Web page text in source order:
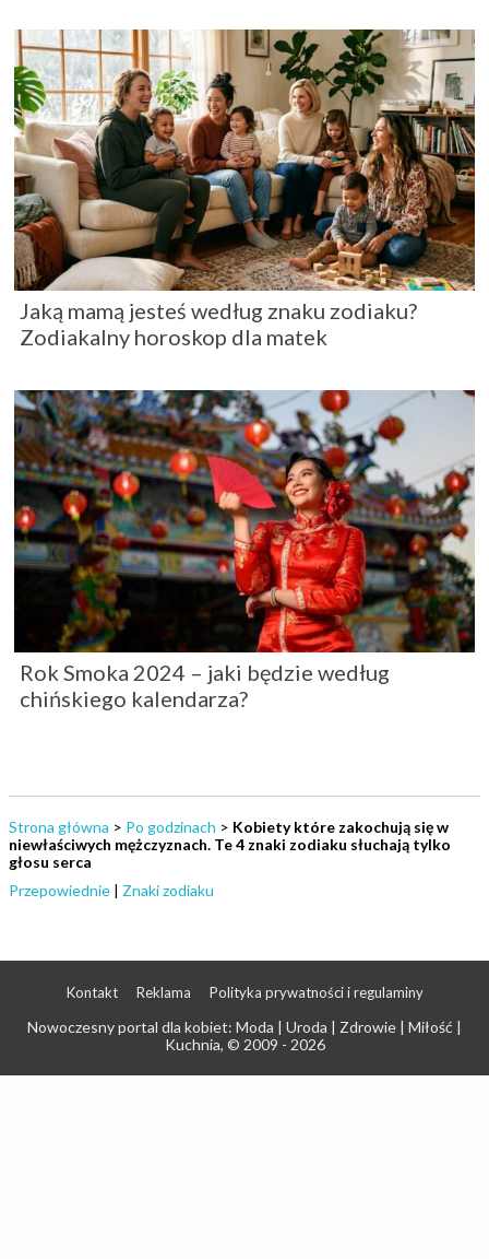
Jaką mamą jesteś według znaku zodiaku?
Zodiakalny horoskop dla matek
Rok Smoka 2024 – jaki będzie według
chińskiego kalendarza?
Strona główna > Po godzinach > Kobiety które zakochują się w
niewłaściwych mężczyznach. Te 4 znaki zodiaku słuchają tylko
głosu serca
Przepowiednie | Znaki zodiaku
Kontakt Reklama Polityka prywatności i regulaminy
Nowoczesny portal dla kobiet: Moda | Uroda | Zdrowie | Miłość |
Kuchnia, © 2009 - 2026